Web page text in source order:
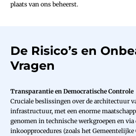
plaats van ons beheerst.
De Risico’s en
Vragen
Transparantie en Democratische Controle
Cruciale beslissingen over de architectuur
infrastructuur, met een enorme
genomen in technische werkgroepen en via
inkoopprocedures (zoals het Gemeentelijke